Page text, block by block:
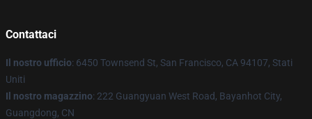
Contattaci
Il nostro ufficio: 6450 Townsend St, San Francisco, CA 94107, Stati
Uniti
Il nostro magazzino: 222 Guangyuan West Road, Bayanhot City,
Guangdong, CN